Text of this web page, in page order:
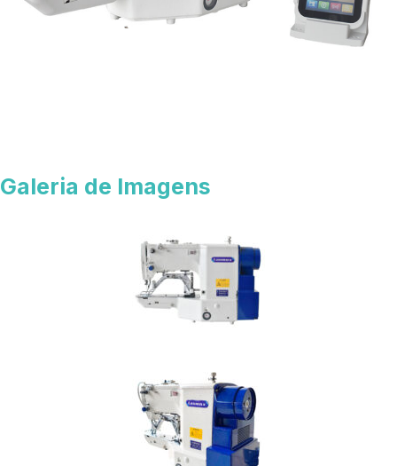
Galeria de Imagens